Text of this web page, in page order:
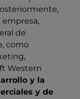
empresa,
de
como
Western
y la
y de